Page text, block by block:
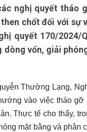
nghị quyết tháo
chốt đối với sự
quyết 170/2024/
dòng vốn, giải
Thường Lạng,
vào việc tháo
Thực tế cho thấy,
mặt bằng và phân